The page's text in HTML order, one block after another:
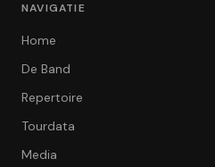
NAVIGATIE
Home
De Band
Repertoire
Tourdata
Media